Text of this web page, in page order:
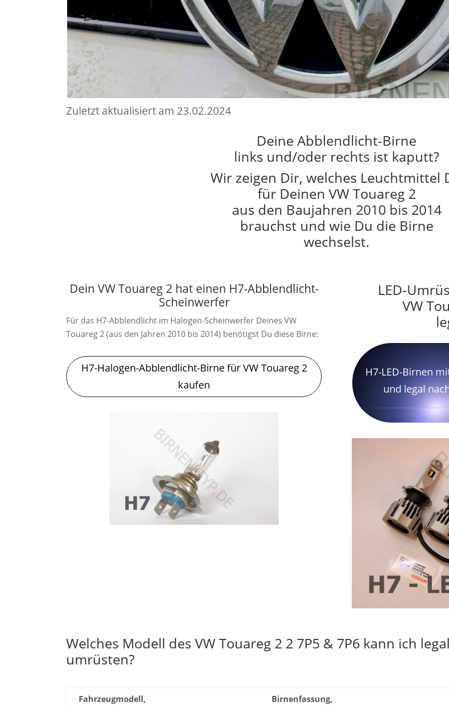
Zuletzt aktualisiert am 23.02.2024
Deine Abblendlicht-Birne
links und/oder rechts ist kaputt?
Wir zeigen Dir, welches Leuchtmittel
für Deinen VW Touareg 2
aus den Baujahren 2010 bis 2014
brauchst und wie Du die Birne
wechselst.
Dein VW Touareg 2 hat einen H7-Abblendlicht-
Scheinwerfer
Für das H7-Abblendlicht im Halogen-Scheinwerfer Deines VW
Touareg 2 (aus den Jahren 2010 bis 2014) benötigst Du diese Birne:
H7-Halogen-Abblendlicht-Birne für VW Touareg 2
kaufen
LED-
VW
H7-LED-Birnen
und legal
Welches Modell des VW Touareg 2 2 7P5 & 7P6 kann ich
umrüsten?
Fahrzeugmodell,
Birnenfassung,